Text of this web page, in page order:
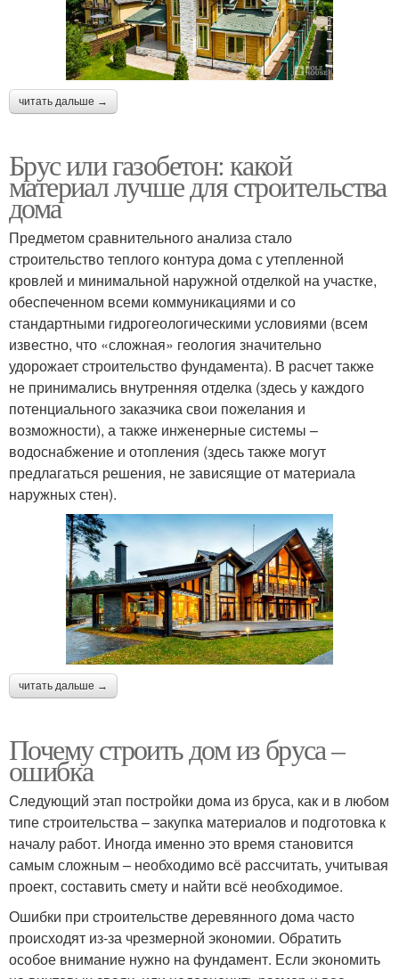
читать дальше →
Брус или газобетон: какой
материал лучше для строительства
дома
Предметом сравнительного анализа стало
строительство теплого контура дома с утепленной
кровлей и минимальной наружной отделкой на участке,
обеспеченном всеми коммуникациями и со
стандартными гидрогеологическими условиями (всем
известно, что «сложная» геология значительно
удорожает строительство фундамента). В расчет также
не принимались внутренняя отделка (здесь у каждого
потенциального заказчика свои пожелания и
возможности), а также инженерные системы –
водоснабжение и отопления (здесь также могут
предлагаться решения, не зависящие от материала
наружных стен).
читать дальше →
Почему строить дом из бруса –
ошибка
Следующий этап постройки дома из бруса, как и в любом
типе строительства – закупка материалов и подготовка к
началу работ. Иногда именно это время становится
самым сложным – необходимо всё рассчитать, учитывая
проект, составить смету и найти всё необходимое.
Ошибки при строительстве деревянного дома часто
происходят из-за чрезмерной экономии. Обратить
особое внимание нужно на фундамент. Если экономить